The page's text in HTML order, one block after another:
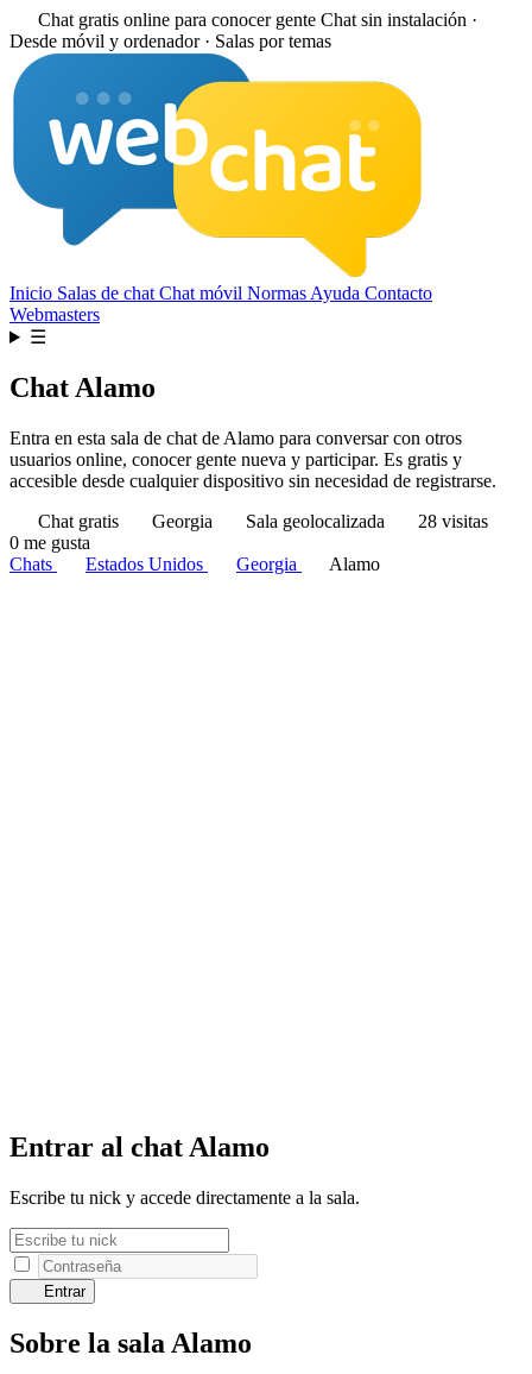
Chat gratis online para conocer gente Chat sin instalación ·
Desde móvil y ordenador · Salas por temas
Inicio Salas de chat Chat móvil Normas Ayuda Contacto
Webmasters
☰
Chat Alamo
Entra en esta sala de chat de Alamo para conversar con otros
usuarios online, conocer gente nueva y participar. Es gratis y
accesible desde cualquier dispositivo sin necesidad de registrarse.
Chat gratis
Georgia Sala geolocalizada
28 visitas
0 me gusta
Chats
Estados Unidos Georgia Alamo
Entrar al chat Alamo
Escribe tu nick y accede directamente a la sala.
Entrar
Sobre la sala Alamo